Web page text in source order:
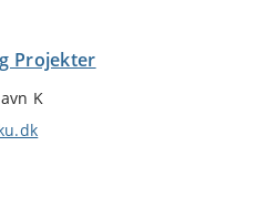
Projekter
K